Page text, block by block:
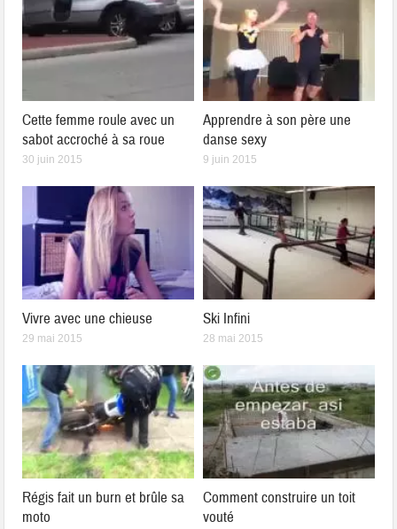
Cette femme roule avec un
sabot accroché à sa roue
30 juin 2015
Apprendre à son père une
danse sexy
9 juin 2015
Vivre avec une chieuse
29 mai 2015
Ski Infini
28 mai 2015
Régis fait un burn et brûle sa
moto
Comment construire un toit
vouté